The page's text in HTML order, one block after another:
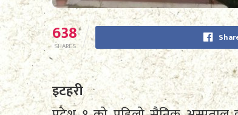
638
SHARES
इटहरी